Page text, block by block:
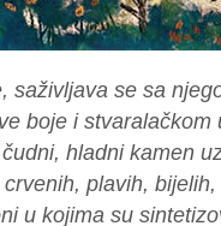
saživljava se sa
boje i stvaralačkom
hladni kamen
plavih,
u kojima su